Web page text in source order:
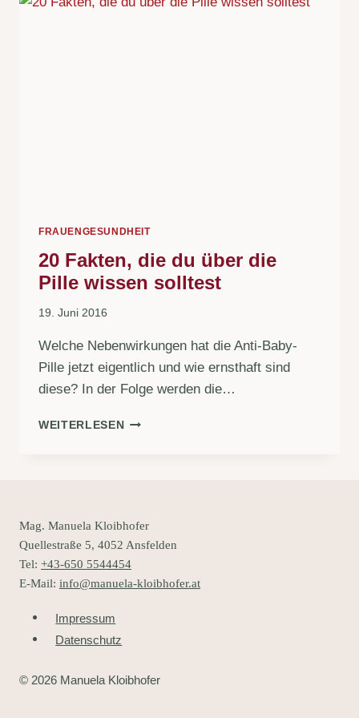
FRAUENGESUNDHEIT
20 Fakten, die du über die
Pille wissen solltest
19. Juni 2016
Welche Nebenwirkungen hat die Anti-Baby-
Pille jetzt eigentlich und wie ernsthaft sind
diese? In der Folge werden die…
WEITERLESEN20
PILLE
WISSEN
Mag. Manuela Kloibhofer
Quellestraße 5, 4052 Ansfelden
Tel: +43-650 5544454
E-Mail: info@manuela-kloibhofer.at
Impressum
Datenschutz
© 2026 Manuela Kloibhofer